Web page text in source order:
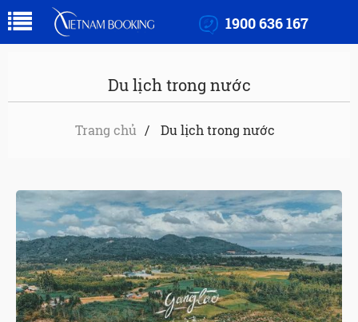
1900 636 167
Du lịch trong nước
Trang chủ Du lịch trong nước